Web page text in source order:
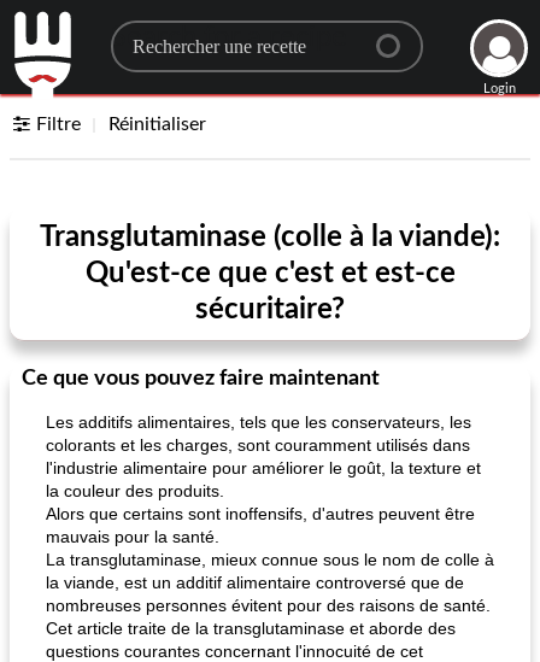
Search for a recipe
Login
Filtre Réinitialiser
Transglutaminase (colle à la viande):
Qu'est-ce que c'est et est-ce
sécuritaire?
Ce que vous pouvez faire maintenant
Les additifs alimentaires, tels que les conservateurs, les
colorants et les charges, sont couramment utilisés dans
l'industrie alimentaire pour améliorer le goût, la texture et
la couleur des produits.
Alors que certains sont inoffensifs, d'autres peuvent être
mauvais pour la santé.
La transglutaminase, mieux connue sous le nom de colle à
la viande, est un additif alimentaire controversé que de
nombreuses personnes évitent pour des raisons de santé.
Cet article traite de la transglutaminase et aborde des
questions courantes concernant l'innocuité de cet